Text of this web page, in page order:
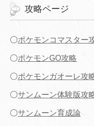
攻略ページ
〇ポケモンコマスター
〇ポケモンGO攻略
〇ポケモンガオーレ攻
〇サンムーン体験版攻
〇サンムーン育成論